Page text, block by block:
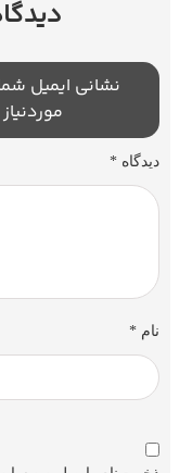
نشانی ایمیل شما
موردنیاز
*